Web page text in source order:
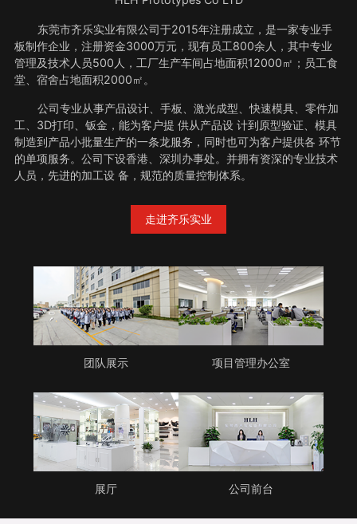
东莞市齐乐实业有限公司于2015年注册成立，是一家专业手
板制作企业，注册资金3000万元，现有员工800余人，其中专业
管理及技术人员500人，工厂生产车间占地面积12000㎡；员工食
堂、宿舍占地面积2000㎡。
公司专业从事产品设计、手板、激光成型、快速模具、零件加
工、3D打印、钣金，能为客户提 供从产品设 计到原型验证、模具
制造到产品小批量生产的一条龙服务，同时也可为客户提供各 环节
的单项服务。公司下设香港、深圳办事处。并拥有资深的专业技术
人员，先进的加工设 备，规范的质量控制体系。
走进齐乐实业
团队展示 项目管理办公室
展厅 公司前台